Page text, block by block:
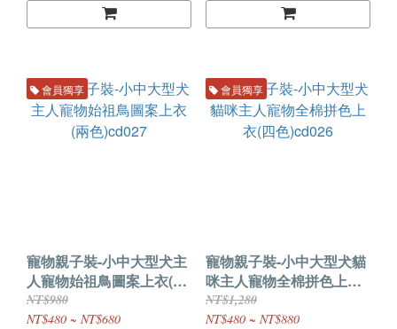
會員獨享
寵物親子裝-小中大型犬主
人寵物始祖鳥圖案上衣(兩
色)cd027
NT$980
NT$480 ~ NT$680
會員獨享
寵物親子裝-小中大型犬貓
咪主人寵物全棉拼色上衣
(四色)cd026
NT$1,280
NT$480 ~ NT$880